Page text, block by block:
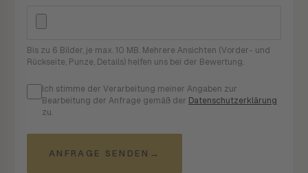
Bis zu 6 Bilder, je max. 10 MB. Mehrere Ansichten (Vorder- und
Rückseite, Punze, Details) helfen uns bei der Bewertung.
Ich stimme der Verarbeitung meiner Angaben zur
Bearbeitung der Anfrage gemäß der Datenschutzerklärung
zu.
ANFRAGE SENDEN →